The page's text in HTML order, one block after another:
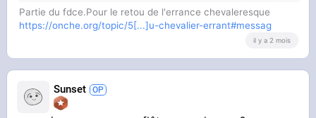
Partie du fdce.Pour le retou de l'errance chevaleresque
https://onche.org/topic/5[...]u-chevalier-errant#messag
il y a 2 mois
Sunset